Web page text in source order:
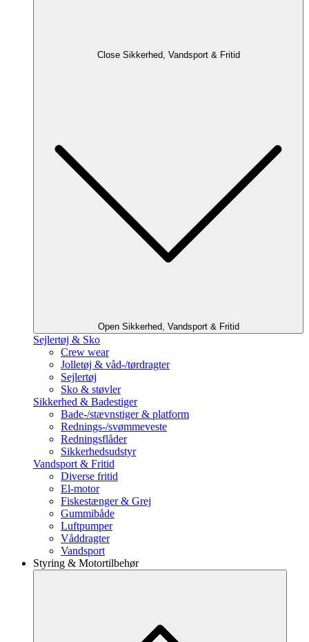
Close Sikkerhed, Vandsport & Fritid
Open Sikkerhed, Vandsport & Fritid
Sejlertøj & Sko
Crew wear
Jolletøj & våd-/tørdragter
Sejlertøj
Sko & støvler
Sikkerhed & Badestiger
Bade-/stævnstiger & platform
Rednings-/svømmeveste
Redningsflåder
Sikkerhedsudstyr
Vandsport & Fritid
Diverse fritid
El-motor
Fiskestænger & Grej
Gummibåde
Luftpumper
Våddragter
Vandsport
Styring & Motortilbehør